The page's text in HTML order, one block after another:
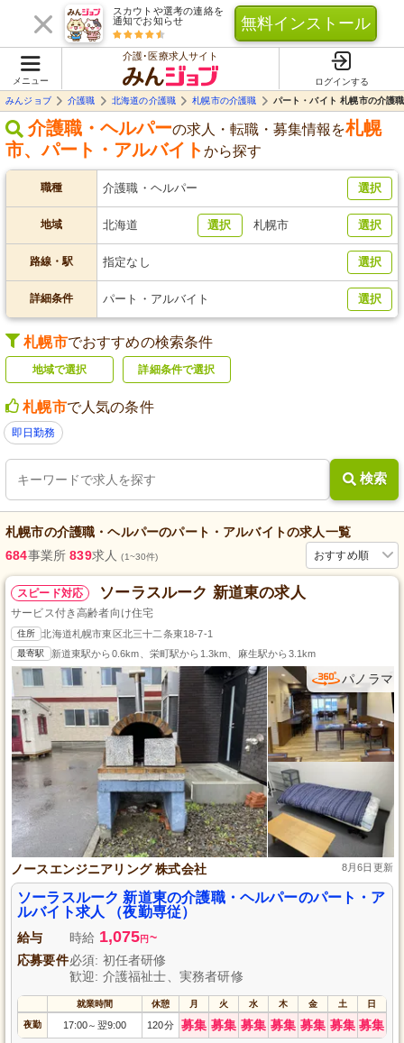
スカウトや選考の連絡を
通知でお知らせ
無料インストール
メニュー
介護･医療求人サイト
ログインする
みんジョブ
介護職 北海道の介護職 札幌市の介護職 パート・バイト 札幌市の介護
介護職・ヘルパーの求人・転職・募集情報を札幌
市、パート・アルバイトから探す
職種 介護職・ヘルパー 選択
地域 北海道 選択 札幌市 選択
路線・駅 指定なし 選択
詳細条件 パート・アルバイト 選択
札幌市でおすすめの検索条件
地域で選択 詳細条件で選択
札幌市で人気の条件
即日勤務
検索
札幌市の介護職・ヘルパーのパート・アルバイトの求人一覧
おすすめ順
684事業所 839求人(1~30件)
スピード対応 ソーラスルーク 新道東の求人
サービス付き高齢者向け住宅
住所 北海道札幌市東区北三十二条東18-7-1
最寄駅 新道東駅から0.6km、栄町駅から1.3km、麻生駅から3.1km
パノラマ
ノースエンジニアリング 株式会社 8月6日更新
ソーラスルーク 新道東の介護職・ヘルパーのパート・ア
ルバイト求人 （夜勤専従）
給与 時給 1,075円 ~
応募要件必須: 初任者研修
歓迎: 介護福祉士、実務者研修
就業時間 休憩 月 火 水 木 金 土 日
夜勤 17:00～ 翌9:00 120分 募集 募集 募集 募集 募集 募集 募集